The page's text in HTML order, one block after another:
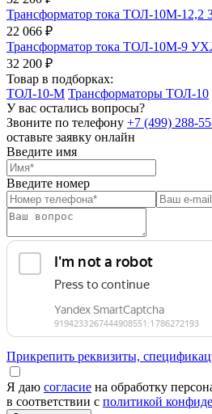
Трансформатор тока ТОЛ-10М-12,2
22 066 ₽
Трансформатор тока ТОЛ-10М-9
32 200 ₽
Товар в подборках:
ТОЛ-10-М Трансформаторы ТОЛ-10
У вас остались вопросы?
Звоните по телефону +7 (499) 288-
оставьте заявку онлайн
Введите имя
Введите номер
Прикрепить реквизиты,
Я даю согласие на обработку
в соответствии с политикой